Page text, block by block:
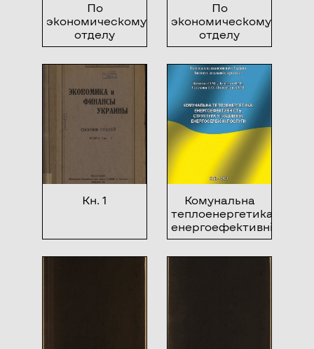
По
экономическому
отделу
По
экономическому
отделу
Кн. 1
Комунальна
теплоенергетика:
енергоефективність,
структура
управління,